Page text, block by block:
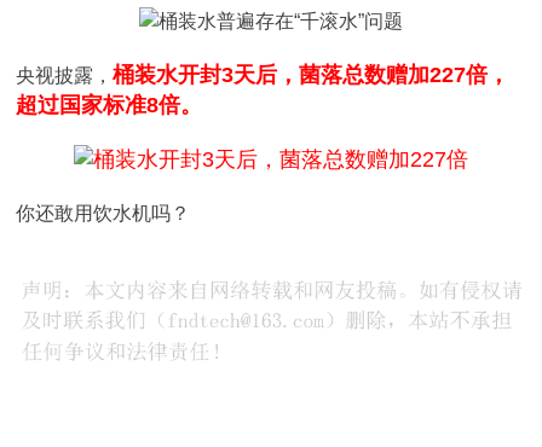
央视披露，桶装水开封3天后，菌落总数赠加227倍，
超过国家标准8倍。
你还敢用饮水机吗？